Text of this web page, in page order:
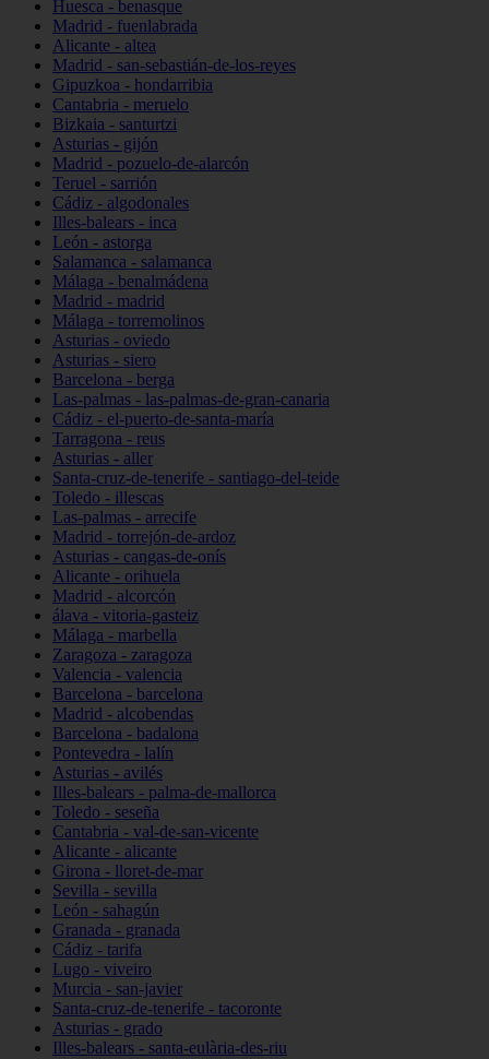
Huesca - benasque
Madrid - fuenlabrada
Alicante - altea
Madrid - san-sebastián-de-los-reyes
Gipuzkoa - hondarribia
Cantabria - meruelo
Bizkaia - santurtzi
Asturias - gijón
Madrid - pozuelo-de-alarcón
Teruel - sarrión
Cádiz - algodonales
Illes-balears - inca
León - astorga
Salamanca - salamanca
Málaga - benalmádena
Madrid - madrid
Málaga - torremolinos
Asturias - oviedo
Asturias - siero
Barcelona - berga
Las-palmas - las-palmas-de-gran-canaria
Cádiz - el-puerto-de-santa-maría
Tarragona - reus
Asturias - aller
Santa-cruz-de-tenerife - santiago-del-teide
Toledo - illescas
Las-palmas - arrecife
Madrid - torrejón-de-ardoz
Asturias - cangas-de-onís
Alicante - orihuela
Madrid - alcorcón
álava - vitoria-gasteiz
Málaga - marbella
Zaragoza - zaragoza
Valencia - valencia
Barcelona - barcelona
Madrid - alcobendas
Barcelona - badalona
Pontevedra - lalín
Asturias - avilés
Illes-balears - palma-de-mallorca
Toledo - seseña
Cantabria - val-de-san-vicente
Alicante - alicante
Girona - lloret-de-mar
Sevilla - sevilla
León - sahagún
Granada - granada
Cádiz - tarifa
Lugo - viveiro
Murcia - san-javier
Santa-cruz-de-tenerife - tacoronte
Asturias - grado
Illes-balears - santa-eulària-des-riu